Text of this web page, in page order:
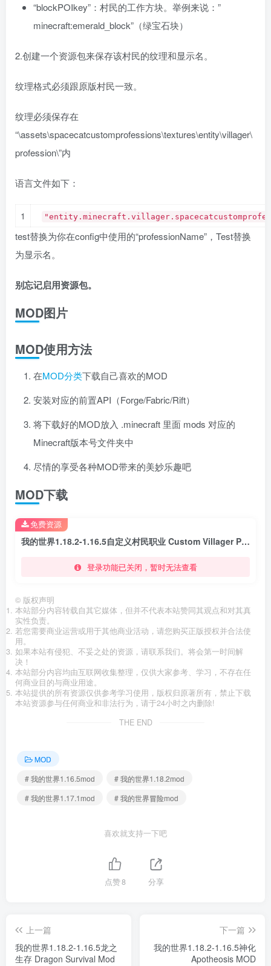
“blockPOIkey”：村民的工作方块。举例来说：”
minecraft:emerald_block”（绿宝石块）
2.创建一个资源包来保存该村民的纹理和显示名。
纹理格式必须跟原版村民一致。
纹理必须保存在
“\assets\spacecatcustomprofessions\textures\entity\villager\
profession\”内
语言文件如下：
1
test替换为你在config中使用的“professionName”，Test替换
为显示名。
别忘记启用资源包。
MOD图片
MOD使用方法
在MOD分类下载自己喜欢的MOD
安装对应的前置API（Forge/Fabric/Rift）
将下载好的MOD放入 .minecraft 里面 mods 对应的
Minecraft版本号文件夹中
尽情的享受各种MOD带来的美妙乐趣吧
MOD下载
我的世界1.18.2-1.16.5自定义村民职业 Custom Villager Professions Mod
登录功能已关闭，暂时无法查看
免费资源
© 版权声明
本站部分内容转载自其它媒体，但并不代表本站赞同其观点和对其真
实性负责。
若您需要商业运营或用于其他商业活动，请您购买正版授权并合法使
用。
如果本站有侵犯、不妥之处的资源，请联系我们。将会第一时间解
决！
本站部分内容均由互联网收集整理，仅供大家参考、学习，不存在任
何商业目的与商业用途。
本站提供的所有资源仅供参考学习使用，版权归原著所有，禁止下载
本站资源参与任何商业和非法行为，请于24小时之内删除!
THE END
MOD
# 我的世界1.16.5mod
# 我的世界1.18.2mod
# 我的世界1.17.1mod
# 我的世界冒险mod
喜欢就支持一下吧
点赞8 分享
上一篇
我的世界1.18.2-1.16.5龙之
生存 Dragon Survival Mod
下一篇
我的世界1.18.2-1.16.5神化
Apotheosis MOD